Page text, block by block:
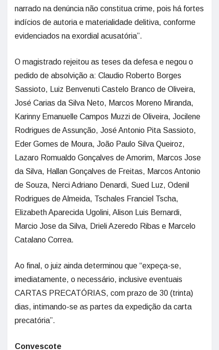
narrado na denúncia não constitua crime, pois há fortes
indícios de autoria e materialidade delitiva, conforme
evidenciados na exordial acusatória”.
O magistrado rejeitou as teses da defesa e negou o
pedido de absolvição a: Claudio Roberto Borges
Sassioto, Luiz Benvenuti Castelo Branco de Oliveira,
José Carias da Silva Neto, Marcos Moreno Miranda,
Karinny Emanuelle Campos Muzzi de Oliveira, Jocilene
Rodrigues de Assunção, José Antonio Pita Sassioto,
Eder Gomes de Moura, João Paulo Silva Queiroz,
Lazaro Romualdo Gonçalves de Amorim, Marcos Jose
da Silva, Hallan Gonçalves de Freitas, Marcos Antonio
de Souza, Nerci Adriano Denardi, Sued Luz, Odenil
Rodrigues de Almeida, Tschales Franciel Tscha,
Elizabeth Aparecida Ugolini, Alison Luis Bernardi,
Marcio Jose da Silva, Drieli Azeredo Ribas e Marcelo
Catalano Correa.
Ao final, o juiz ainda determinou que “expeça-se,
imediatamente, o necessário, inclusive eventuais
CARTAS PRECATÓRIAS, com prazo de 30 (trinta)
dias, intimando-se as partes da expedição da carta
precatória”.
Convescote